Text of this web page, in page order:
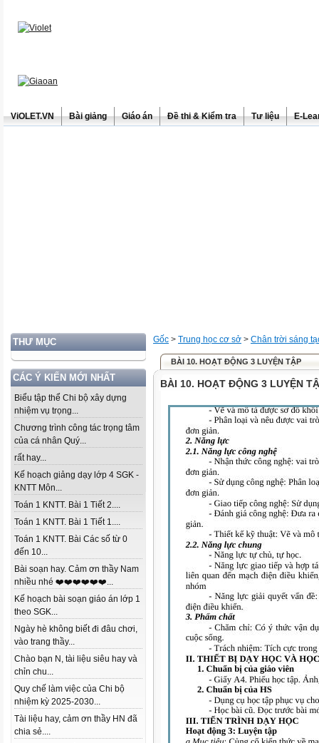
ViOLET.VN Bài giảng Giáo án Đề thi & Kiểm tra Tư liệu E-
THƯ MỤC
CÁC Ý KIẾN MỚI NHẤT
Biểu tập thể Chi bộ xây dựng
nhiệm vụ trọng...
Chương trình công tác trọng tâm
của cá nhân Quý...
rất hay...
Kế hoạch giảng dạy lớp 4 SGK -
KNTT Môn...
Toán 1 KNTT. Bài 1 Tiết 2....
Toán 1 KNTT. Bài 1 Tiết 1....
Toán 1 KNTT. Bài Các số từ 0
đến 10...
Bài soạn hay. Cảm ơn thầy Nam
nhiều nhé ❤️❤️❤️❤️❤️❤️...
Kế hoạch bài soạn giáo án lớp 1
theo SGK...
Ngày hè không biết đi đâu chơi,
vào trang thầy...
Chào bạn N, tài liệu siêu hay và
chỉn chu...
Quy chế làm việc của Chi bộ
nhiệm kỳ 2025-2030...
Tài liệu hay, cảm ơn thầy HN đã
chia sẻ....
Gốc > Trung học cơ sở > Chân trời sáng
BÀI 10. HOẠT ĐỘNG 3 LUYỆN TẬP
BÀI 10. HOẠT ĐỘNG 3 LUYỆN